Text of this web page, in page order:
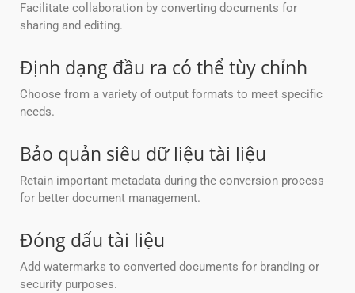
Facilitate collaboration by converting documents for
sharing and editing.
Định dạng đầu ra có thể tùy chỉnh
Choose from a variety of output formats to meet specific
needs.
Bảo quản siêu dữ liệu tài liệu
Retain important metadata during the conversion process
for better document management.
Đóng dấu tài liệu
Add watermarks to converted documents for branding or
security purposes.